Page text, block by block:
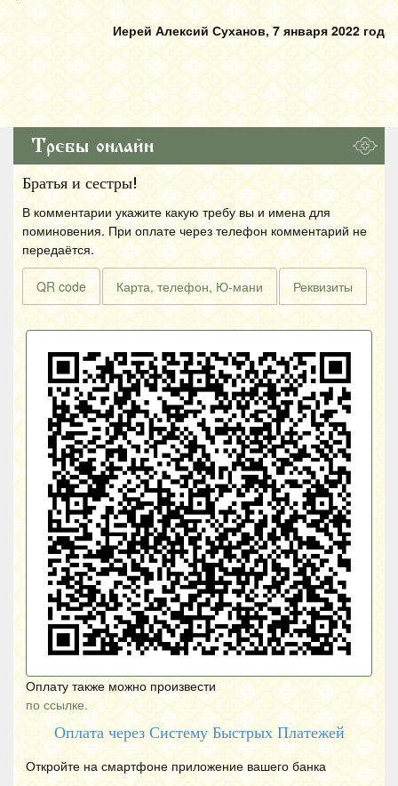
Иерей Алексий Суханов, 7 января 2022 год
Требы онлайн
Братья и сестры!
В комментарии укажите какую требу вы и имена для
поминовения. При оплате через телефон комментарий не
передаётся.
QR code Карта, телефон, Ю-мани Реквизиты
Оплату также можно произвести
по ссылке.
Оплата через Систему Быстрых Платежей
Откройте на смартфоне приложение вашего банка